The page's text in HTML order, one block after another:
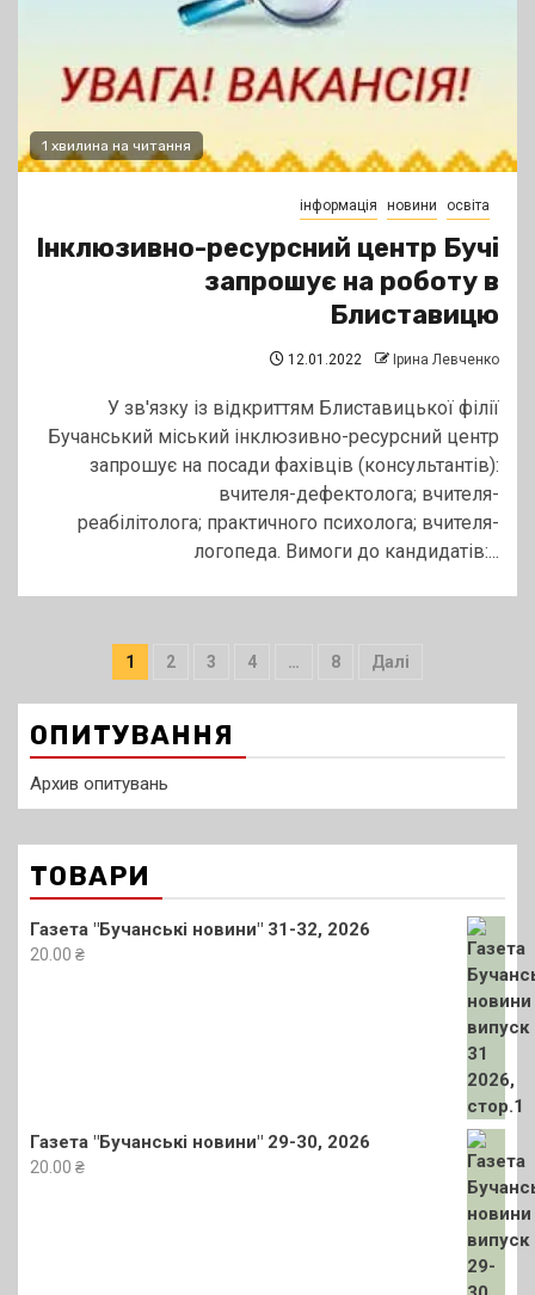
1 хвилина на читання
інформація новини освіта
Інклюзивно-ресурсний центр Бучі
запрошує на роботу в
Блиставицю
12.01.2022 Ірина Левченко
У зв'язку із відкриттям Блиставицької філії
Бучанський міський інклюзивно-ресурсний центр
запрошує на посади фахівців (консультантів):
вчителя-дефектолога; вчителя-
реабілітолога; практичного психолога; вчителя-
логопеда. Вимоги до кандидатів:...
Пагінація
записів
1 2 3 4 … 8 Далі
ОПИТУВАННЯ
Архив опитувань
ТОВАРИ
Газета "Бучанські новини" 31-32, 2026
20.00 ₴
Газета "Бучанські новини" 29-30, 2026
20.00 ₴